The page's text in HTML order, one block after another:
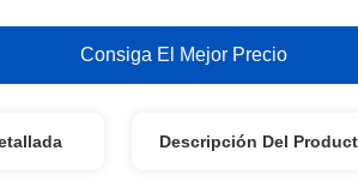
Consiga El Mejor Precio
Descripción Del